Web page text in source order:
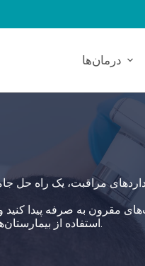
درمان‌ها
استفاده از بیمارستان‌های وابسته، یک رویکرد خدماتی جامع ارائه می‌دهد.